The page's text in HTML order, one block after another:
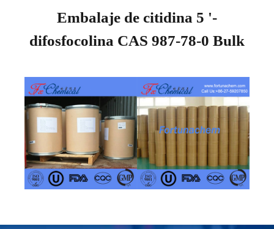
Embalaje de citidina 5 '-
difosfocolina CAS 987-78-0 Bulk